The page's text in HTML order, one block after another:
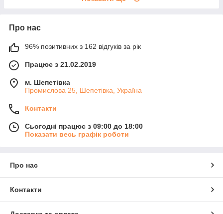
Про нас
96% позитивних з 162 відгуків за рік
Працює з 21.02.2019
м. Шепетівка
Промислова 25, Шепетівка, Україна
Контакти
Сьогодні працює з 09:00 до 18:00
Показати весь графік роботи
Про нас
Контакти